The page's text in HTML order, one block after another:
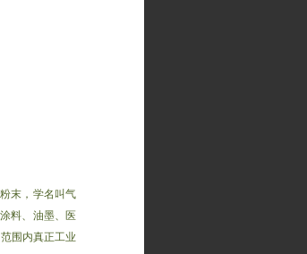
末，学名叫气
料、油墨、医
围内真正工业